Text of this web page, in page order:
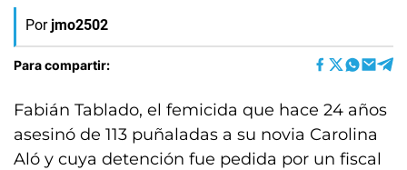
Por jmo2502
Para compartir:
Fabián Tablado, el femicida que hace 24 años
asesinó de 113 puñaladas a su novia Carolina
Aló y cuya detención fue pedida por un fiscal